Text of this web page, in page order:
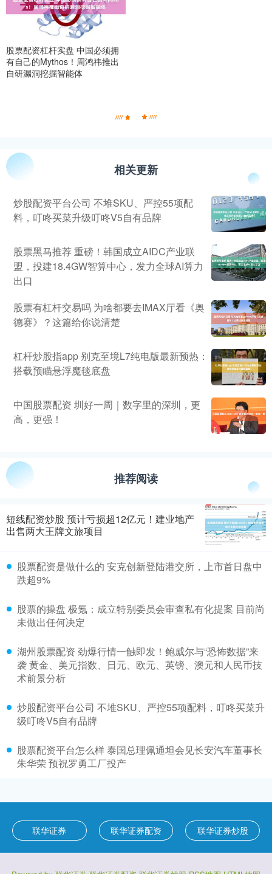
股票配资杠杆实盘 中国必须拥
有自己的Mythos！周鸿祎推出
自研漏洞挖掘智能体
相关更新
炒股配资平台公司 不堆SKU、严控55项配
料，叮咚买菜升级叮咚V5自有品牌
股票黑马推荐 重磅！韩国成立AIDC产业联
盟，投建18.4GW智算中心，发力全球AI算力
出口
股票有杠杆交易吗 为啥都要去IMAX厅看《奥
德赛》？这篇给你说清楚
杠杆炒股指app 别克至境L7纯电版最新预热：
搭载预瞄悬浮魔毯底盘
中国股票配资 圳好一周｜数字里的深圳，更
高，更强！
推荐阅读
短线配资炒股 预计亏损超12亿元！建业地产
出售两大王牌文旅项目
股票配资是做什么的 安克创新登陆港交所，上市首日盘中
跌超9%
股票的操盘 极氪：成立特别委员会审查私有化提案 目前尚
未做出任何决定
湖州股票配资 劲爆行情一触即发！鲍威尔与“恐怖数据”来
袭 黄金、美元指数、日元、欧元、英镑、澳元和人民币技
术前景分析
炒股配资平台公司 不堆SKU、严控55项配料，叮咚买菜升
级叮咚V5自有品牌
股票配资平台怎么样 泰国总理佩通坦会见长安汽车董事长
朱华荣 预祝罗勇工厂投产
联华证券 联华证券配资 联华证券炒股